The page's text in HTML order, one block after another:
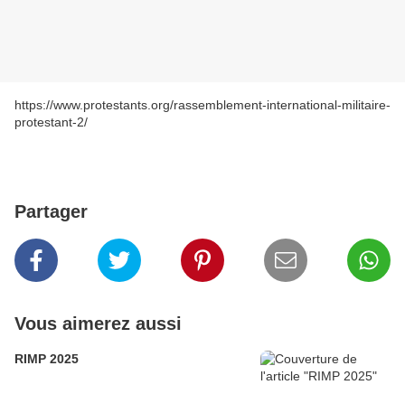
https://www.protestants.org/rassemblement-international-militaire-
protestant-2/
Partager
Vous aimerez aussi
RIMP 2025